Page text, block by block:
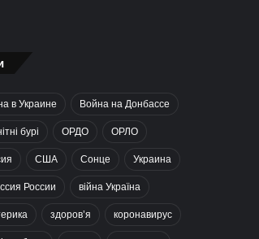
в Украине Война на Донбассе
бурі ОРДО ОРЛО
США Сонце Украина
России війна Україна
здоров’я коронавирус